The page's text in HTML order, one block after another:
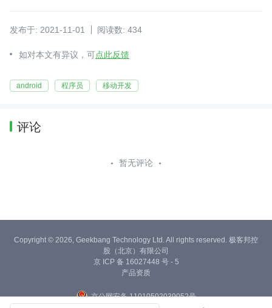
发布于: 2021-11-01 阅读数: 434
如对本文有异议，可点此反馈
android 程序员 移动开发
评论
暂无评论
Copyright © 2026, Geekbang Technology Ltd. All rights reserved. 极客邦控
股（北京）有限公司
京 ICP 备 16027448 号 - 5
产品资质
京公网安备 11010502039052号